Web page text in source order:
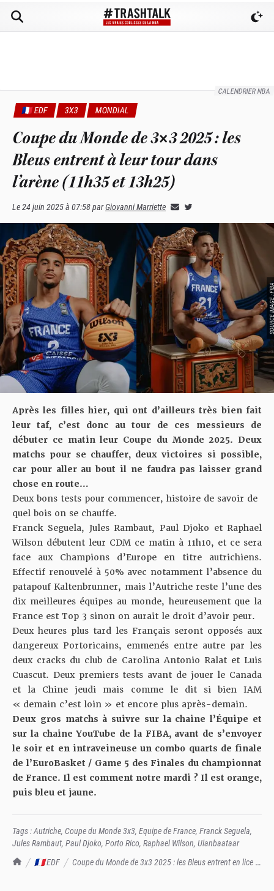
CALENDRIER NBA
TrashTalk Actu NBA
🇫🇷 EDF
Coupe du Monde de 3x3 2025 : les Bleus entrent en lice à
🇫🇷 EDF 3X3 MONDIAL
Coupe du Monde de 3×3 2025 : les
Bleus entrent à leur tour dans
l’arène (11h35 et 13h25)
Le24 juin 2025 à 07:58parGiovanni Marriette
SOURCE
Après les filles hier, qui ont d’ailleurs très bien fait
leur taf, c’est donc au tour de ces messieurs de
débuter ce matin leur Coupe du Monde 2025. Deux
matchs pour se chauffer, deux victoires si possible,
car pour aller au bout il ne faudra pas laisser grand
chose en route…
Deux bons tests pour commencer, histoire de savoir de
quel bois on se chauffe.
Franck Seguela, Jules Rambaut, Paul Djoko et Raphael
Wilson débutent leur CDM ce matin à 11h10, et ce sera
face aux Champions d’Europe en titre autrichiens.
Effectif renouvelé à 50% avec notamment l’absence du
patapouf Kaltenbrunner, mais l’Autriche reste l’une des
dix meilleures équipes au monde, heureusement que la
France est Top 3 sinon on aurait le droit d’avoir peur.
Deux heures plus tard les Français seront opposés aux
dangereux Portoricains, emmenés entre autre par les
deux cracks du club de Carolina Antonio Ralat et Luis
Cuascut. Deux premiers tests avant de jouer le Canada
et la Chine jeudi mais comme le dit si bien IAM
« demain c’est loin » et encore plus après-demain.
Deux gros matchs à suivre sur la chaine l’Équipe et
sur la chaine YouTube de la FIBA, avant de s’envoyer
le soir et en intraveineuse un combo quarts de finale
de l’EuroBasket / Game 5 des Finales du championnat
de France. Il est comment notre mardi ? Il est orange,
puis bleu et jaune.
Tags :Autriche, Coupe du Monde 3x3, Equipe de France, Franck Seguela,
Jules Rambaut, Paul Djoko, Porto Rico, Raphael Wilson, Ulanbaataar